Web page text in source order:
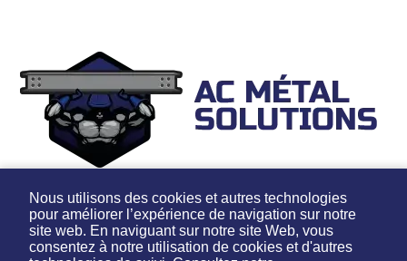
Montréal, Québec
H8R 1H1
Tél:514-366-5202
Nous utilisons des cookies et autres technologies
pour améliorer l’expérience de navigation sur notre
site web. En naviguant sur notre site Web, vous
consentez à notre utilisation de cookies et d'autres